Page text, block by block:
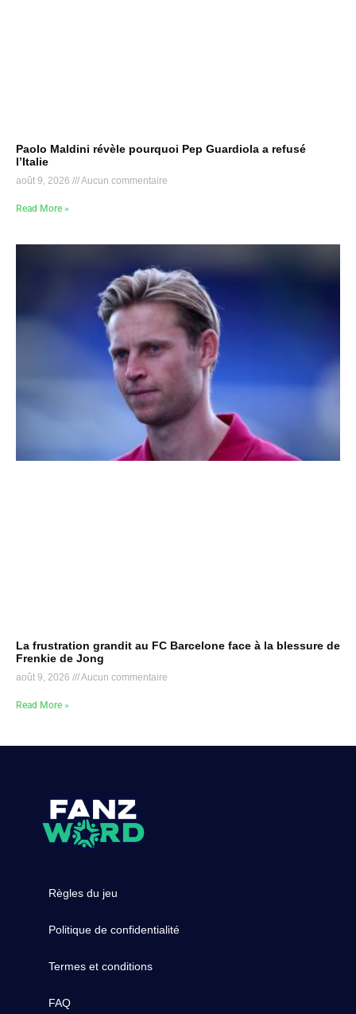
Paolo Maldini révèle pourquoi Pep Guardiola a refusé
l’Italie
août 9, 2026 Aucun commentaire
Read More »
La frustration grandit au FC Barcelone face à la blessure de
Frenkie de Jong
août 9, 2026 Aucun commentaire
Read More »
Règles du jeu
Politique de confidentialité
Termes et conditions
FAQ